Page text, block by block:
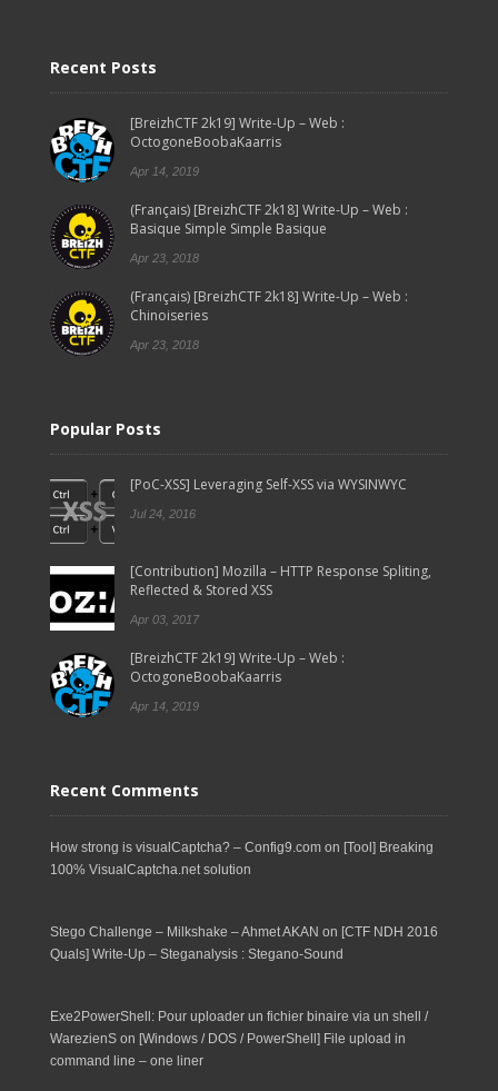
Recent Posts
[BreizhCTF 2k19] Write-Up – Web :
OctogoneBoobaKaarris
Apr 14, 2019
(Français) [BreizhCTF 2k18] Write-Up – Web :
Basique Simple Simple Basique
Apr 23, 2018
(Français) [BreizhCTF 2k18] Write-Up – Web :
Chinoiseries
Apr 23, 2018
Popular Posts
[PoC-XSS] Leveraging Self-XSS via WYSINWYC
Jul 24, 2016
[Contribution] Mozilla – HTTP Response Spliting,
Reflected & Stored XSS
Apr 03, 2017
[BreizhCTF 2k19] Write-Up – Web :
OctogoneBoobaKaarris
Apr 14, 2019
Recent Comments
How strong is visualCaptcha? – Config9.com on [Tool] Breaking
100% VisualCaptcha.net solution
Stego Challenge – Milkshake – Ahmet AKAN on [CTF NDH 2016
Quals] Write-Up – Steganalysis : Stegano-Sound
Exe2PowerShell: Pour uploader un fichier binaire via un shell /
WarezienS on [Windows / DOS / PowerShell] File upload in
command line – one liner